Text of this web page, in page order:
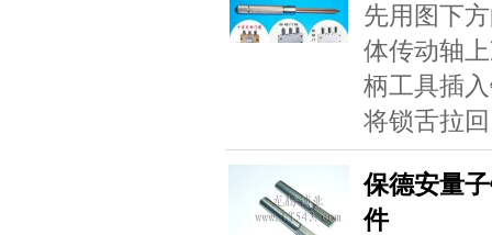
先用图下
体传动轴
柄工具插
将锁舌拉
保德安量
件